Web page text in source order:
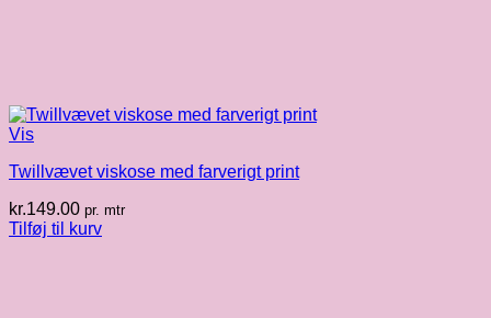
Vis
Twillvævet viskose med farverigt print
kr.149.00 pr. mtr
Tilføj til kurv